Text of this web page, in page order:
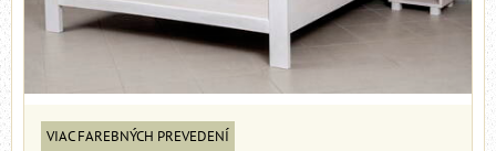
VIAC FAREBNÝCH PREVEDENÍ